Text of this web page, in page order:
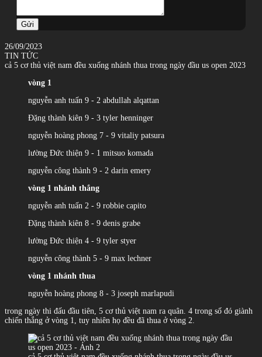
Gửi
26/09/2023
TIN TỨC
cả 5 cơ thủ việt nam đều xuống nhánh thua trong ngày đầu us open 2023
vòng 1
nguyễn anh tuấn 9 - 2 abdullah alqattan
Đặng thành kiên 9 - 3 tyler henninger
nguyễn hoàng phong 7 - 9 vitaliy patsura
lường Đức thiện 9 - 1 mitsuo komada
nguyễn công thành 9 - 2 darin emery
vòng 1 nhánh thắng
nguyễn anh tuấn 2 - 9 robbie capito
Đặng thành kiên 8 - 9 denis grabe
lường Đức thiện 4 - 9 tyler styer
nguyễn công thành 5 - 9 max lechner
vòng 1 nhánh thua
nguyễn hoàng phong 8 - 3 joseph marlapudi
trong ngày thi đấu đầu tiên, 5 cơ thủ việt nam ra quân. 4 trong số đó giành
chiến thắng ở vòng 1, tuy nhiên họ đều đã thua ở vòng 2.